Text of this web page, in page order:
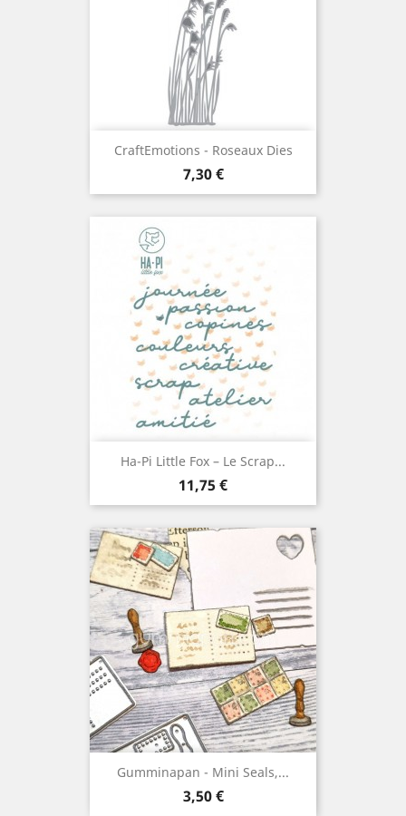
CraftEmotions - Roseaux Dies
Prix
7,30 €
Ha-Pi Little Fox – Le Scrap...
Prix
11,75 €
Gumminapan - Mini Seals,...
Prix
3,50 €